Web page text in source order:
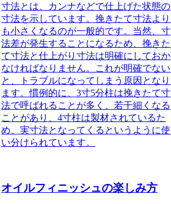
寸法とは、カンナなどで仕上げた状態の
寸法を示しています。挽きたて寸法より
も小さくなるのが一般的です。当然、寸
法差が発生することになるため、挽きた
て寸法と仕上がり寸法は明確にしておか
なければなりません。これが明確でない
と、トラブルになってしまう原因となり
ます。慣例的に、3寸5分柱は挽きたて寸
法で呼ばれることが多く、若干細くなる
ことがあり、4寸柱は製材されているた
め、実寸法となってくるというように使
い分けられています。
オイルフィニッシュの楽しみ方